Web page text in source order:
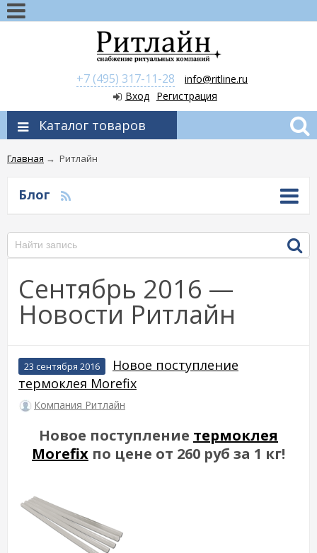
+7 (495) 317-11-28
info@ritline.ru
Вход
Регистрация
Каталог товаров
Главная → Ритлайн
Блог
Сентябрь 2016 —
Новости Ритлайн
23 сентября 2016
Новое поступление
термоклея Morefix
Компания Ритлайн
Новое поступление термоклея
Morefix по цене от 260 руб за 1 кг!